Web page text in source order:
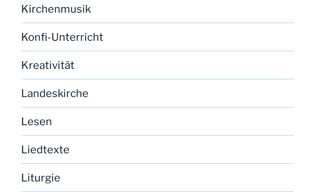
Kirchenmusik
Konfi-Unterricht
Kreativität
Landeskirche
Lesen
Liedtexte
Liturgie